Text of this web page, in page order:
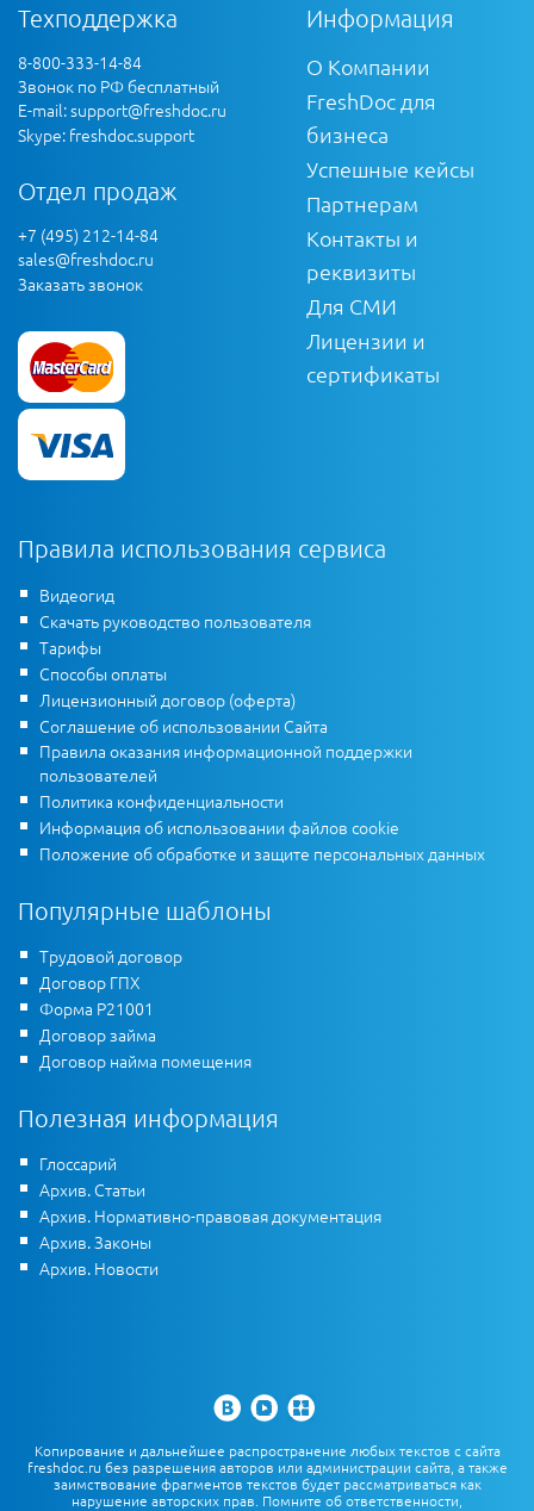
Техподдержка
8-800-333-14-84
Звонок по РФ бесплатный
E-mail:support@freshdoc.ru
Skype: freshdoc.support
Отдел продаж
+7 (495) 212-14-84
sales@freshdoc.ru
Заказать звонок
Информация
О Компании
FreshDoc для
бизнеса
Успешные кейсы
Партнерам
Контакты и
реквизиты
Для СМИ
Лицензии и
сертификаты
Правила использования сервиса
Видеогид
Скачать руководство пользователя
Тарифы
Способы оплаты
Лицензионный договор (оферта)
Соглашение об использовании Сайта
Правила оказания информационной поддержки
пользователей
Политика конфиденциальности
Информация об использовании файлов cookie
Положение об обработке и защите персональных данных
Популярные шаблоны
Трудовой договор
Договор ГПХ
Форма Р21001
Договор займа
Договор найма помещения
Полезная информация
Глоссарий
Архив. Статьи
Архив. Нормативно-правовая документация
Архив. Законы
Архив. Новости
Копирование и дальнейшее распространение любых текстов с сайта
freshdoc.ru без разрешения авторов или администрации сайта, а также
заимствование фрагментов текстов будет рассматриваться как
нарушение авторских прав. Помните об ответственности,